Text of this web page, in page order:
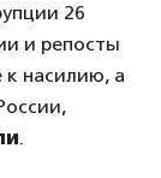
26
и репосты
к насилию, а
.